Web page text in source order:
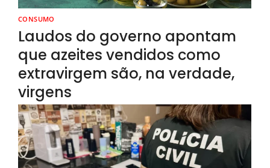
CONSUMO
Laudos do governo apontam
que azeites vendidos como
extravirgem são, na verdade,
virgens